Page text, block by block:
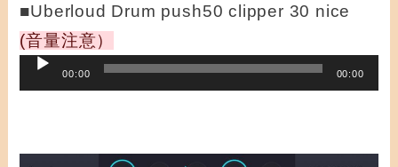
レ
ー
ヤ
■Uberloud Drum push50 clipper 30 nice
(音量注意）
レ
00:00 00:00